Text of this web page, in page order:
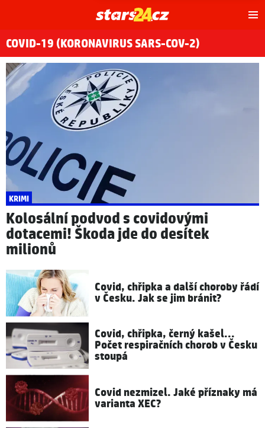
COVID-19 (KORONAVIRUS SARS-COV-2)
KRIMI
Kolosální podvod s covidovými
dotacemi! Škoda jde do desítek
milionů
Covid, chřipka a další choroby řádí
v Česku. Jak se jim bránit?
Covid, chřipka, černý kašel...
Počet respiračních chorob v Česku
stoupá
Covid nezmizel. Jaké příznaky má
varianta XEC?